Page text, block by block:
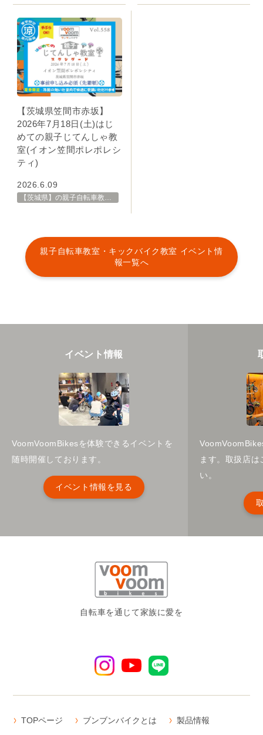
【茨城県笠間市赤坂】
2026年7月18日(土)はじ
めての親子じてんしゃ教
室(イオン笠間ポレポレシ
ティ)
2026.6.09
親子自転車教室・キックバイク教室 イベント情
報一覧へ
イベント情報
VoomVoomBikesを体験できるイベントを
随時開催しております。
イベント情報を見る
ます。取扱店
い。
自転車を通じて家族に愛を
TOPページ ブンブンバイクとは 製品情報